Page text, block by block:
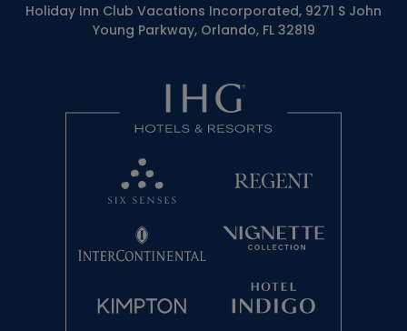
Holiday Inn Club Vacations Incorporated, 9271 S John
Young Parkway, Orlando, FL 32819